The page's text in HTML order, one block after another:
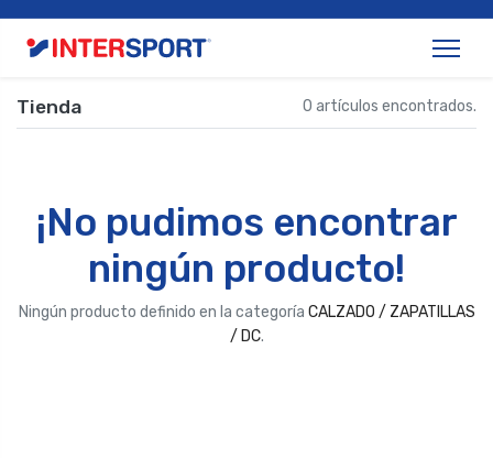
Tienda 0 artículos encontrados.
¡No pudimos encontrar
ningún producto!
Ningún producto definido en la categoría CALZADO / ZAPATILLAS
/ DC.